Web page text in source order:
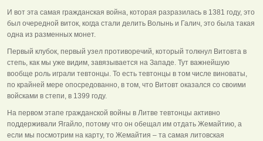
И вот эта самая гражданская война, которая разразилась в 1381 году, это
был очередной виток, когда стали делить Волынь и Галич, это была такая
одна из разменных монет.
Первый клубок, первый узел противоречий, который толкнул Витовта в
степь, как мы уже видим, завязывается на Западе. Тут важнейшую
вообще роль играли тевтонцы. То есть тевтонцы в том числе виноваты,
по крайней мере опосредованно, в том, что Витовт оказался со своими
войсками в степи, в 1399 году.
На первом этапе гражданской войны в Литве тевтонцы активно
поддерживали Ягайло, потому что он обещал им отдать Жемайтию, а
если мы посмотрим на карту, то Жемайтия – та самая литовская